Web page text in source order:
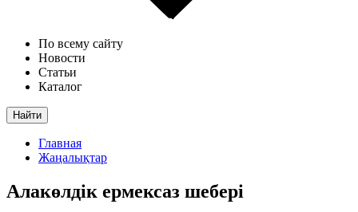
По всему сайту
Новости
Статьи
Каталог
Найти
Главная
Жаңалықтар
Алакөлдік ермексаз шебері